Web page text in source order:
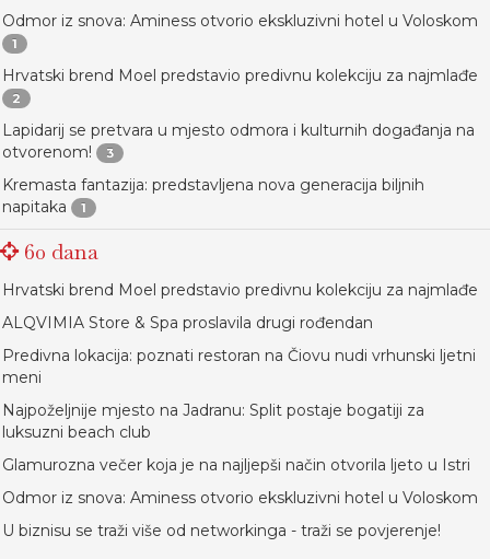
Odmor iz snova: Aminess otvorio ekskluzivni hotel u Voloskom
1
Hrvatski brend Moel predstavio predivnu kolekciju za najmlađe
2
Lapidarij se pretvara u mjesto odmora i kulturnih događanja na
otvorenom!
3
Kremasta fantazija: predstavljena nova generacija biljnih
napitaka
1
60 dana
Hrvatski brend Moel predstavio predivnu kolekciju za najmlađe
ALQVIMIA Store & Spa proslavila drugi rođendan
Predivna lokacija: poznati restoran na Čiovu nudi vrhunski ljetni
meni
Najpoželjnije mjesto na Jadranu: Split postaje bogatiji za
luksuzni beach club
Glamurozna večer koja je na najljepši način otvorila ljeto u Istri
Odmor iz snova: Aminess otvorio ekskluzivni hotel u Voloskom
U biznisu se traži više od networkinga - traži se povjerenje!